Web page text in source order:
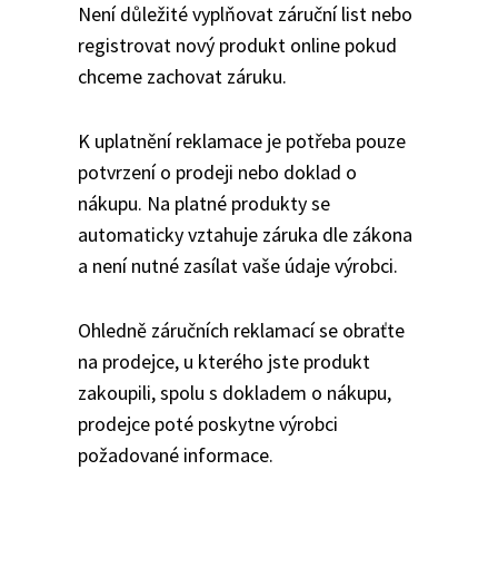
Není důležité vyplňovat záruční list nebo
registrovat nový produkt online pokud
chceme zachovat záruku.
K uplatnění reklamace je potřeba pouze
potvrzení o prodeji nebo doklad o
nákupu. Na platné produkty se
automaticky vztahuje záruka dle zákona
a není nutné zasílat vaše údaje výrobci.
Ohledně záručních reklamací se obraťte
na prodejce, u kterého jste produkt
zakoupili, spolu s dokladem o nákupu,
prodejce poté poskytne výrobci
požadované informace.